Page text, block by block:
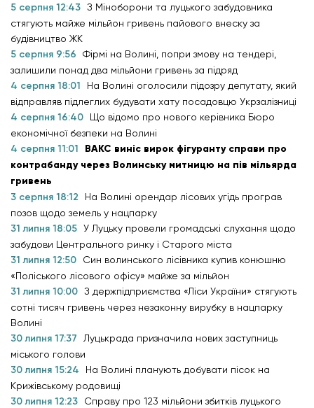
5 серпня 12:43 З Міноборони та луцького забудовника
стягують майже мільйон гривень пайового внеску за
будівництво ЖК
5 серпня 9:56
Фірмі на Волині, попри змову на тендері,
залишили понад два мільйони гривень за підряд
4 серпня 18:01
На Волині оголосили підозру депутату, який
відправляв підлеглих будувати хату посадовцю Укрзалізниці
4 серпня 16:40
Що відомо про нового керівника Бюро
економічної безпеки на Волині
4 серпня 11:01
ВАКС виніс вирок фігуранту справи про
контрабанду через Волинську митницю на пів мільярда
гривень
3 серпня 18:12
На Волині орендар лісових угідь програв
позов щодо земель у нацпарку
31 липня 18:05 У Луцьку провели громадські слухання щодо
забудови Центрального ринку і Старого міста
31 липня 12:50
Син волинського лісівника купив конюшню
«Поліського лісового офісу» майже за мільйон
31 липня 10:00 З держпідприємства «Ліси України» стягують
сотні тисяч гривень через незаконну вирубку в нацпарку
Волині
30 липня 17:37
Луцькрада призначила нових заступниць
міського голови
30 липня 15:24
На Волині планують добувати пісок на
Крижівському родовищі
30 липня 12:23
Справу про 123 мільйони збитків луцького